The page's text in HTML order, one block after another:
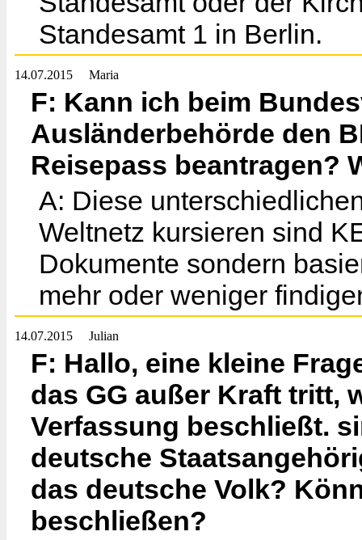
Standesamt 1 in Berlin.
14.07.2015 Maria
F: Kann ich beim
Ausländerbehörde den
Reisepass beantragen?
A: Diese
Weltnetz kursieren sind
Dokumente sondern
mehr oder weniger
14.07.2015 Julian
F: Hallo, eine kleine
das GG außer Kraft tritt,
Verfassung beschließt.
deutsche
das deutsche Volk?
beschließen?